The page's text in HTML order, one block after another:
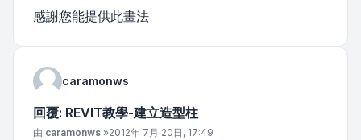
感謝您能提供此畫法
caramonws
回覆: REVIT教學-建立造型柱
文章
由 caramonws »2012年 7月 20日, 17:49